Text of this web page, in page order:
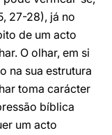
27-28), já no
de um acto
O olhar, em si
na sua estrutura
toma carácter
bíblica
um acto